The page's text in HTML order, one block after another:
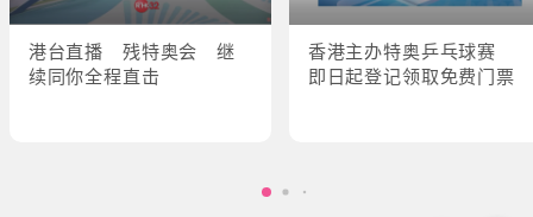
港台直播 残特奥会 继
续同你全程直击
香港主办特奥乒乓球赛
即日起登记领取免费门票